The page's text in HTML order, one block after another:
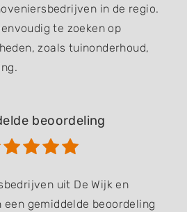
in de regio.
te zoeken op
zoals tuinonderhoud,
beoordeling
uit De Wijk en
een gemiddelde beoordeling